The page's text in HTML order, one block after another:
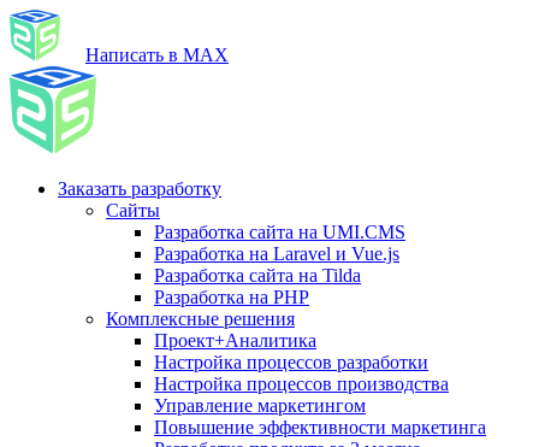
Написать в MAX
Заказать разработку
Сайты
Разработка сайта на UMI.CMS
Разработка на Laravel и Vue.js
Разработка сайта на Tilda
Разработка на PHP
Комплексные решения
Проект+Аналитика
Настройка процессов разработки
Настройка процессов производства
Управление маркетингом
Повышение эффективности маркетинга